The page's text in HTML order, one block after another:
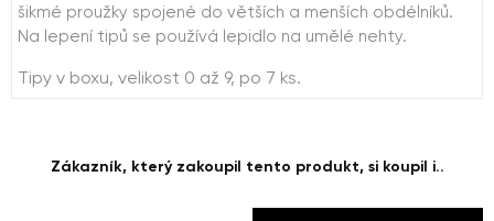
šikmé proužky spojené do větších a menších obdélníků.
Na lepení tipů se používá lepidlo na umělé nehty.
Tipy v boxu, velikost 0 až 9, po 7 ks.
Zákazník, který zakoupil tento produkt, si koupil i..